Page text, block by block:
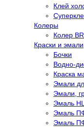
Клей
Колеры
Колер
Краски и эмали
Бочки
Водно-
Краска
Эмали
Эмали,
Эмаль
Эмаль
Эмаль